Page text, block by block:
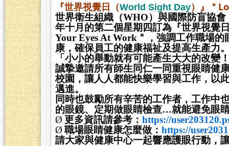
『世界視覺日（World Sight Day）』 ＂
世界衛生組織（WHO）與國際防盲協會
年十月的第二個星期四訂為『世界視覺
Your Eyes At Work ＂，強調工作職場
康，確保員工的健康福祉及提高生產力
「小小的舉動就有可能產生大大的改變
誠摯邀請所有師生同仁一同重視眼睛健
校園，讓人人都能快樂學習與工作，以
邁進。
同時也鼓勵所有辛苦的工作者，工作中
的眼鏡、定期做眼睛檢查…就能避免眼
Ø 更多資訊請參考： https://
Ø 職場眼睛健康怎麼做： https://
請大家與健康中心一起響應護眼行動，